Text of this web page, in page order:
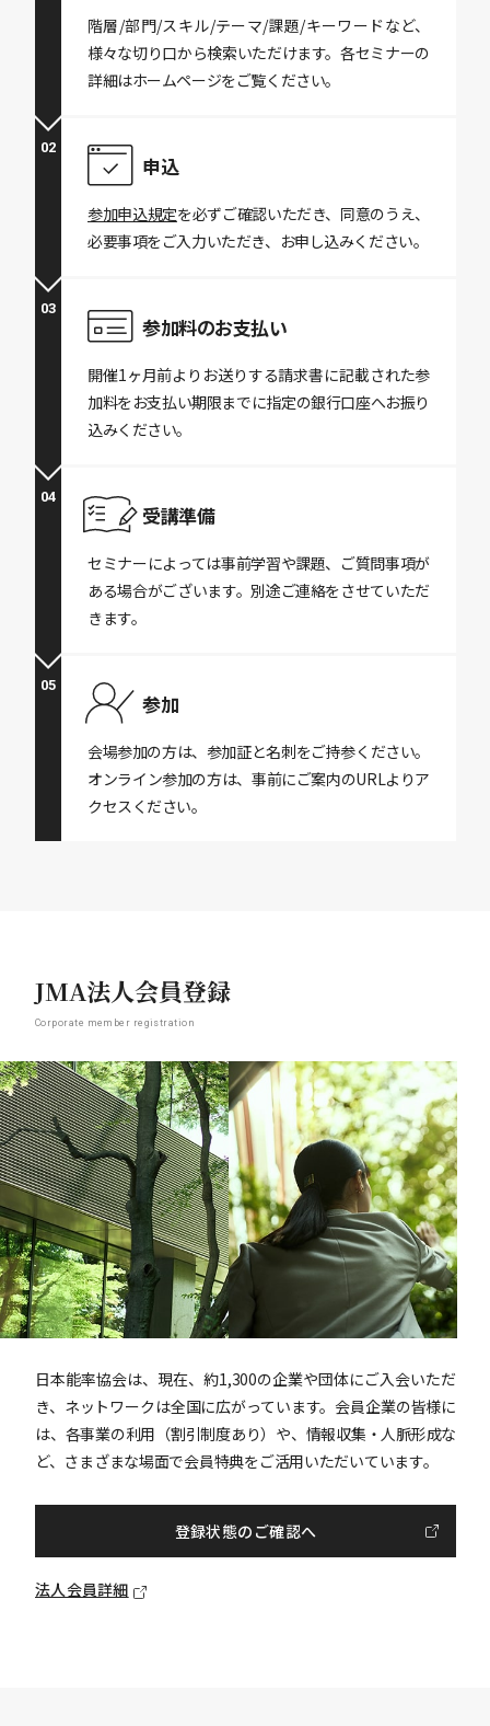
階層/部門/スキル/テーマ/課題/キーワードなど、
様々な切り口から検索いただけます。各セミナーの
詳細はホームページをご覧ください。
02
申込
参加申込規定を必ずご確認いただき、同意のうえ、
必要事項をご入力いただき、お申し込みください。
03
参加料のお支払い
開催1ヶ月前よりお送りする請求書に記載された参
加料をお支払い期限までに指定の銀行口座へお振り
込みください。
04
受講準備
セミナーによっては事前学習や課題、ご質問事項が
ある場合がございます。別途ご連絡をさせていただ
きます。
05
参加
会場参加の方は、参加証と名刺をご持参ください。
オンライン参加の方は、事前にご案内のURLよりア
クセスください。
JMA法人会員登録
Corporate member registration
日本能率協会は、現在、約1,300の企業や団体にご入会いただ
き、ネットワークは全国に広がっています。会員企業の皆様に
は、各事業の利用（割引制度あり）や、情報収集・人脈形成な
ど、さまざまな場面で会員特典をご活用いただいています。
登録状態のご確認へ
法人会員詳細